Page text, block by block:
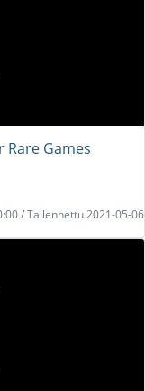
Rare Games
/ Tallennettu 2021-05-06